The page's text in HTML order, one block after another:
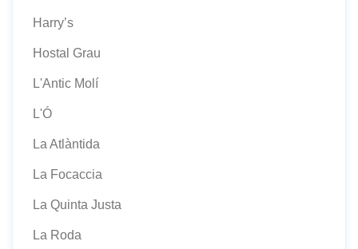
Harry’s
Hostal Grau
L'Antic Molí
L'Ó
La Atlàntida
La Focaccia
La Quinta Justa
La Roda